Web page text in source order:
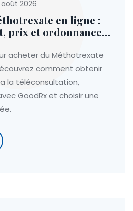
2026
en ligne :
prix et ordonnance
acheter du Méthotrexate
comment obtenir
la téléconsultation,
GoodRx et choisir une